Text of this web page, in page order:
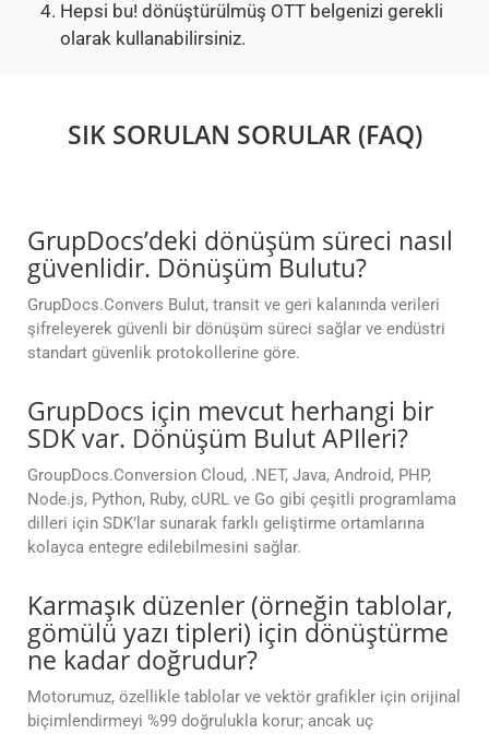
Hepsi bu! dönüştürülmüş OTT belgenizi gerekli
olarak kullanabilirsiniz.
SIK SORULAN SORULAR (FAQ)
GrupDocs’deki dönüşüm süreci nasıl
güvenlidir. Dönüşüm Bulutu?
GrupDocs.Convers Bulut, transit ve geri kalanında verileri
şifreleyerek güvenli bir dönüşüm süreci sağlar ve endüstri
standart güvenlik protokollerine göre.
GrupDocs için mevcut herhangi bir
SDK var. Dönüşüm Bulut APIleri?
GroupDocs.Conversion Cloud, .NET, Java, Android, PHP,
Node.js, Python, Ruby, cURL ve Go gibi çeşitli programlama
dilleri için SDK’lar sunarak farklı geliştirme ortamlarına
kolayca entegre edilebilmesini sağlar.
Karmaşık düzenler (örneğin tablolar,
gömülü yazı tipleri) için dönüştürme
ne kadar doğrudur?
Motorumuz, özellikle tablolar ve vektör grafikler için orijinal
biçimlendirmeyi %99 doğrulukla korur; ancak uç